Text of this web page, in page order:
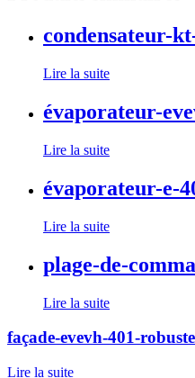
condensateur-
Lire la suite
évaporateur-
Lire la suite
évaporateur-e-
Lire la suite
plage-de-
Lire la suite
façade-evevh-401-
Lire la suite